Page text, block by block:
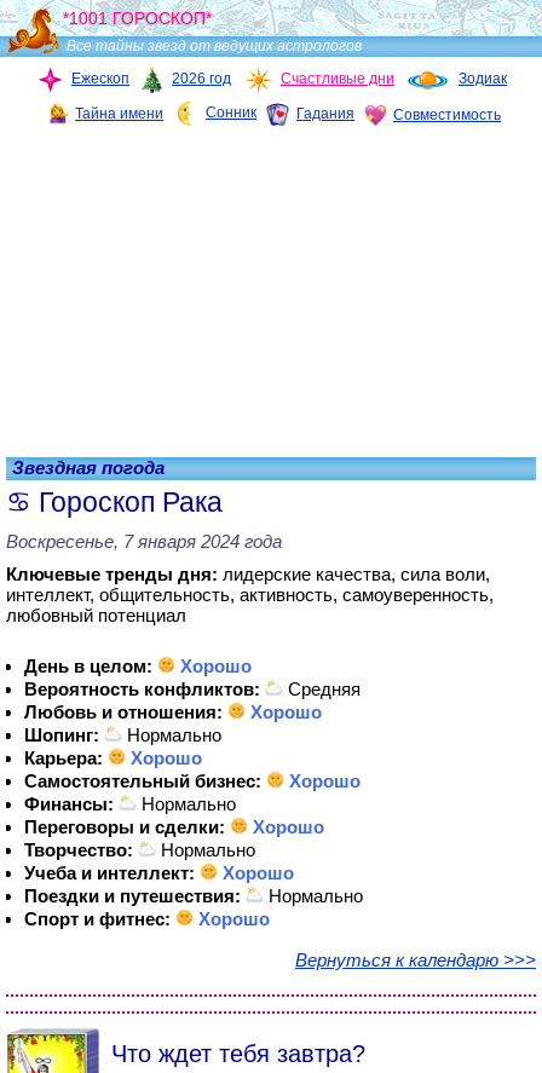
*1001 ГОРОСКОП*
Все тайны звезд от ведущих астрологов
Ежескоп
2026 год Счастливые дни Зодиак
Тайна имени Сонник Гадания Совместимость
Звездная погода
Гороскоп Рака
Воскресенье, 7 января 2024 года
Ключевые тренды дня: лидерские качества, сила воли,
интеллект, общительность, активность, самоуверенность,
любовный потенциал
День в целом:
Хорошо
Вероятность конфликтов:
Средняя
Любовь и отношения:
Хорошо
Шопинг:
Нормально
Карьера:
Хорошо
Самостоятельный бизнес:
Хорошо
Финансы:
Нормально
Переговоры и сделки:
Хорошо
Творчество:
Нормально
Учеба и интеллект:
Хорошо
Поездки и путешествия:
Нормально
Спорт и фитнес:
Хорошо
Вернуться к календарю >>>
Что ждет тебя завтра?